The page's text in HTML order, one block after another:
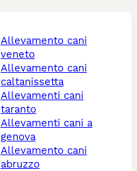
allevamento cani
veneto
allevamento cani
caltanissetta
allevamenti cani
taranto
allevamenti cani a
genova
allevamento cani
abruzzo